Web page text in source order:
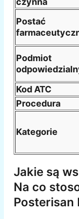
Postać
Podmiot
Kod ATC
Procedura
Kategorie
Jakie są
Na co
Posterisan